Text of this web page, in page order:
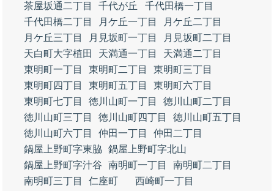
茶屋坂通二丁目
千代が丘
千代田橋一丁目
千代田橋二丁目
月ケ丘一丁目
月ケ丘二丁目
月ケ丘三丁目
月見坂町一丁目
月見坂町二丁目
天白町大字植田
天満通一丁目
天満通二丁目
東明町一丁目
東明町二丁目
東明町三丁目
東明町四丁目
東明町五丁目
東明町六丁目
東明町七丁目
徳川山町一丁目
徳川山町二丁目
徳川山町三丁目
徳川山町四丁目
徳川山町五丁目
徳川山町六丁目
仲田一丁目
仲田二丁目
鍋屋上野町字東脇
鍋屋上野町字北山
鍋屋上野町字汁谷
南明町一丁目
南明町二丁目
南明町三丁目
仁座町
西崎町一丁目